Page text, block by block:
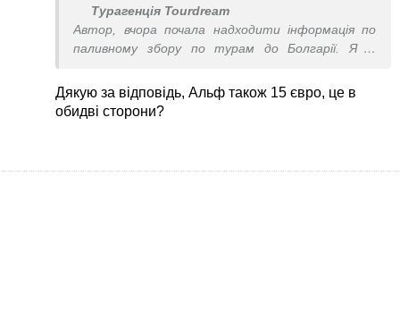
Турагенція Tourdream
Автор, вчора почала надходити інформація по
паливному збору по турам до Болгарії. Як і
напрямку, з травня порахувати паливний збір. 15
євро за особу.
Дякую за відповідь, Альф також 15 євро, це в
обидві сторони?